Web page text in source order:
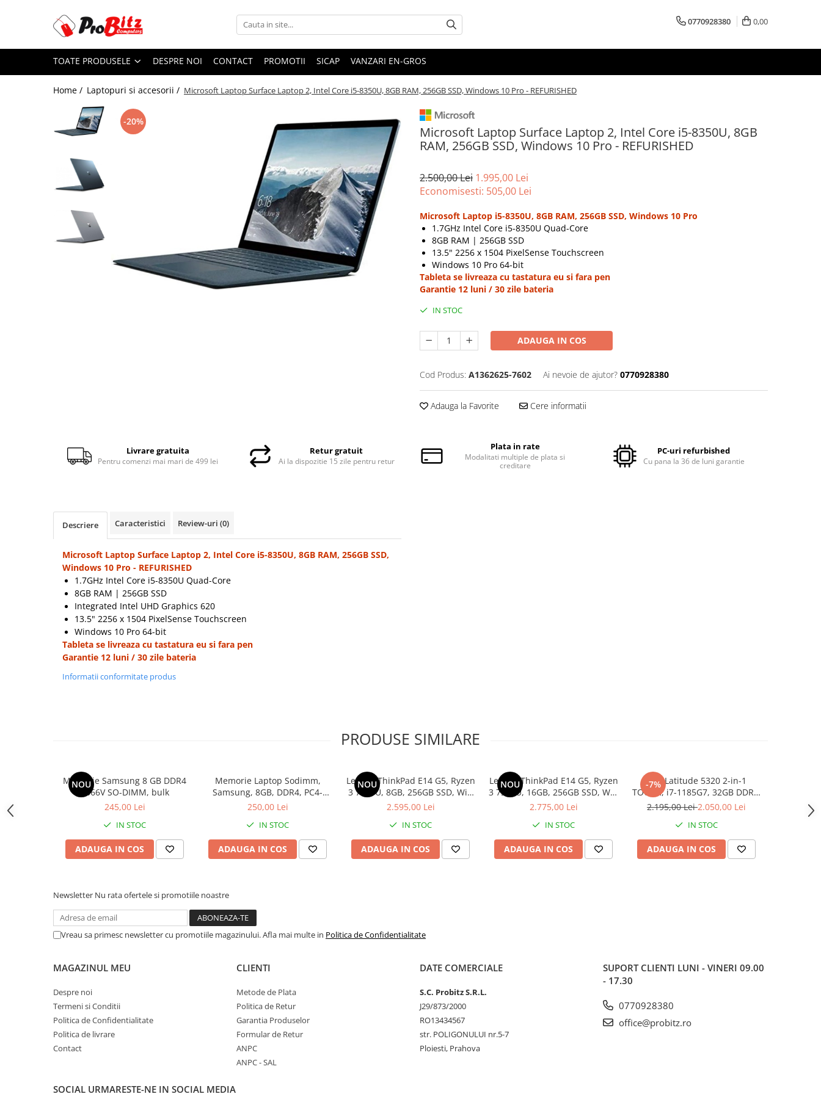
Toate Produsele
Laptopuri si accesorii
Laptopuri Refurbished
Componente NOI Laptop
Componente REFURBISHED Laptop
Calculatoare Mini NOI
Calculatoare SECOND-HAND
Calculatoare RENEW
Calculatoare WORKSTATION
Componente PC NOI
Hard Disk-uri Desktop
PC All-in-One
Calculatoare All-in-One NOI
All-in-One REFURBISHED
Componente All-in-One
Monitoare Renew
Monitoare Second-Hand
Hard Disk-uri SERVER
Accesorii server
Cabinete metalice
Carcase server
Memorii RAM Server
Sisteme server
0770928380 0,00
TOATE PRODUSELE DESPRE NOI CONTACT PROMOTII SICAP VANZARI EN-GROS
Home / Laptopuri si accesorii / Microsoft Laptop Surface Laptop 2, Intel Core i5-8350U, 8GB RAM, 256GB SSD, Windows 10 Pro - REFURISHED
Microsoft Laptop Surface Laptop 2, Intel Core i5-8350U, 8GB
RAM, 256GB SSD, Windows 10 Pro - REFURISHED
-20%
2.500,00 Lei 1.995,00 Lei
Economisesti: 505,00 Lei
Microsoft Laptop i5-8350U, 8GB RAM, 256GB SSD, Windows 10 Pro
1.7GHz Intel Core i5-8350U Quad-Core
8GB RAM | 256GB SSD
13.5" 2256 x 1504 PixelSense Touchscreen
Windows 10 Pro 64-bit
Tableta se livreaza cu tastatura eu si fara pen
Garantie 12 luni / 30 zile bateria
IN STOC
ADAUGA IN COS
Cod Produs: A1362625-7602 Ai nevoie de ajutor? 0770928380
Adauga la Favorite Cere informatii
Livrare gratuita
Pentru comenzi mai mari de 499 lei
Retur gratuit
Ai la dispozitie 15 zile pentru retur
Plata in rate
Modalitati multiple de plata si
creditare
PC-uri refurbished
Cu pana la 36 de luni garantie
Descriere Caracteristici Review-uri (0)
Microsoft Laptop Surface Laptop 2, Intel Core i5-8350U, 8GB RAM, 256GB SSD,
Windows 10 Pro - REFURISHED
1.7GHz Intel Core i5-8350U Quad-Core
8GB RAM | 256GB SSD
Integrated Intel UHD Graphics 620
13.5" 2256 x 1504 PixelSense Touchscreen
Windows 10 Pro 64-bit
Tableta se livreaza cu tastatura eu si fara pen
Garantie 12 luni / 30 zile bateria
Informatii conformitate produs
PRODUSE SIMILARE
NOU
Memorie Samsung 8 GB DDR4
2666V SO-DIMM, bulk
245,00 Lei
IN STOC
ADAUGA IN COS
Memorie Laptop Sodimm,
Samsung, 8GB, DDR4, PC4-
2400, bulk
250,00 Lei
IN STOC
ADAUGA IN COS
NOU
Lenovo ThinkPad E14 G5, Ryzen
3 7330U, 8GB, 256GB SSD, Win
11 Pro
2.595,00 Lei
IN STOC
ADAUGA IN COS
NOU
Lenovo ThinkPad E14 G5, Ryzen
3 7330U, 16GB, 256GB SSD, Win
11 Pro
2.775,00 Lei
IN STOC
ADAUGA IN COS
-7%
Dell Latitude 5320 2-in-1
TOUCH, i7-1185G7, 32GB DDR4,
512GB SSD, Win 11 Pro
2.195,00 Lei2.050,00 Lei
IN STOC
ADAUGA IN COS
Newsletter Nu rata ofertele si promotiile noastre
Vreau sa primesc newsletter cu promotiile magazinului. Afla mai multe in Politica de Confidentialitate
MAGAZINUL MEU
Despre noi
Termeni si Conditii
Politica de Confidentialitate
Politica de livrare
Contact
CLIENTI
Metode de Plata
Politica de Retur
Garantia Produselor
Formular de Retur
ANPC
ANPC - SAL
DATE COMERCIALE
S.C. Probitz S.R.L.
J29/873/2000
RO13434567
str. POLIGONULUI nr.5-7
Ploiesti, Prahova
SUPORT CLIENTI LUNI - VINERI 09.00
- 17.30
0770928380
office@probitz.ro
SOCIAL URMARESTE-NE IN SOCIAL MEDIA